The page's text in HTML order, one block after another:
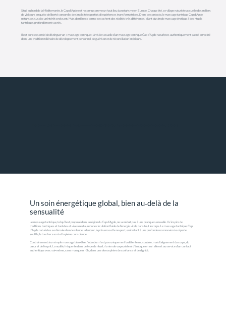
Situé au bord de la Méditerranée, le Cap d’Agde est reconnu comme un haut lieu du naturisme en Europe. Chaque été, ce village naturiste accueille des milliers
de visiteurs en quête de liberté corporelle, de simplicité et parfois d’expériences transformatrices. Dans ce contexte, le massage tantrique Cap d’Agde
naturistes suscite un intérêt croissant. Mais derrière ce terme se cachent des réalités très différentes, allant du simple massage érotique à des rituels
tantriques profondément sacrés.
Il est donc essentiel de distinguer un « massage tantrique » à visée sexuelle d’un massage tantrique Cap d’Agde naturistes authentiquement sacré, enraciné
dans une tradition millénaire de développement personnel, de guérison et de réconciliation intérieure.
Un soin énergétique global, bien au‑delà de la
sensualité
Le massage tantrique, tel qu’il est proposé dans la région du Cap d’Agde, ne se réduit pas à une pratique sensuelle. Il s’inspire de
traditions tantriques et taoïstes et vise à restaurer une circulation fluide de l’énergie vitale dans tout le corps. Le massage tantrique Cap
d’Agde naturistes se déroule dans le silence, la lenteur, la présence et le respect, en invitant à une profonde reconnexion à soi par le
souffle, le toucher sacré et la pleine conscience.
Contrairement à un simple massage bien‑être, l’intention n’est pas uniquement la détente musculaire, mais l’alignement du corps, du
cœur et de l’esprit. La nudité, fréquente dans ce type de rituel, n’a rien de voyeuriste ni d’érotique en soi : elle est au service d’un contact
authentique avec soi‑même, sans masque ni rôle, dans une atmosphère de confiance et de dignité.